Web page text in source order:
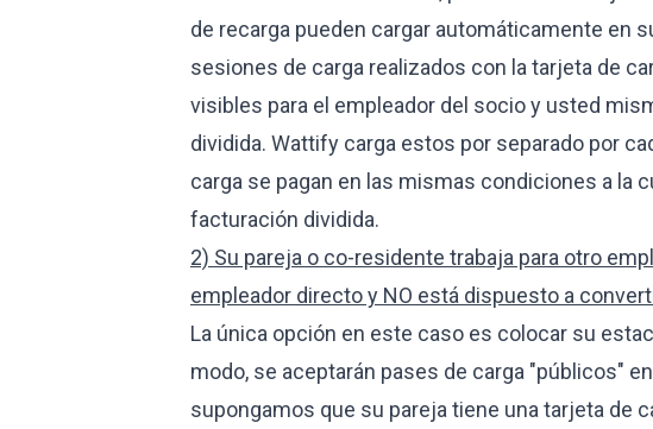
de recarga pueden cargar automáticamente en
sesiones de carga realizados con la tarjeta de
visibles para el empleador del socio y usted
dividida. Wattify carga estos por separado por
carga se pagan en las mismas condiciones a la
facturación dividida.
2) Su pareja o co-residente trabaja para otro
empleador directo y NO está dispuesto a
La única opción en este caso es colocar su
modo, se aceptarán pases de carga "públicos"
supongamos que su pareja tiene una tarjeta de